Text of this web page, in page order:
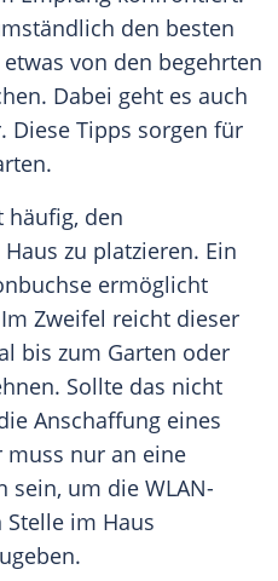
den besten
von den begehrten
Dabei geht es auch
Diese Tipps sorgen für
häufig, den
zu platzieren. Ein
ermöglicht
Zweifel reicht dieser
bis zum Garten oder
Sollte das nicht
Anschaffung eines
muss nur an eine
sein, um die WLAN-
im Haus